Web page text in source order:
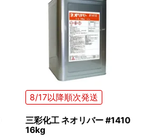
8/17以降順次発送
三彩化工 ネオリバー #1410
16kg